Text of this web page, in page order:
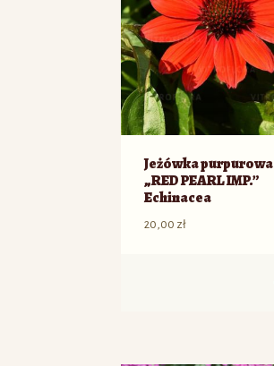
Jeżówka purpurowa
„RED PEARL IMP.”
Echinacea
20,00 zł